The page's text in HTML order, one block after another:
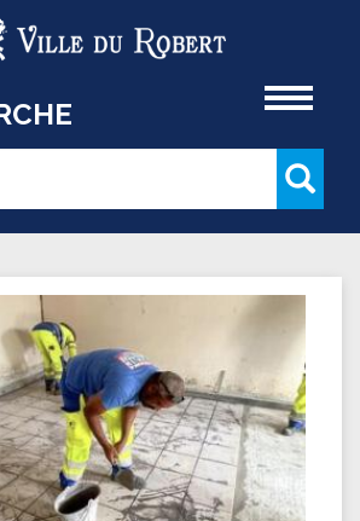
de recherche
ici